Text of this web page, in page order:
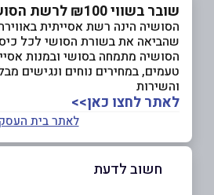
שובר בשווי ₪100 לרשת הסושייה
הסושיה הינה רשת אסייתית
שהביאה את בשורת הסושי לכל כיס
הסושיה מתמחה בסושי ובמנות
טעמים, במחירים נוחים ונגישים
והשירות
לאתר לחצו כאן>>
לאתר בית
חשוב לדעת